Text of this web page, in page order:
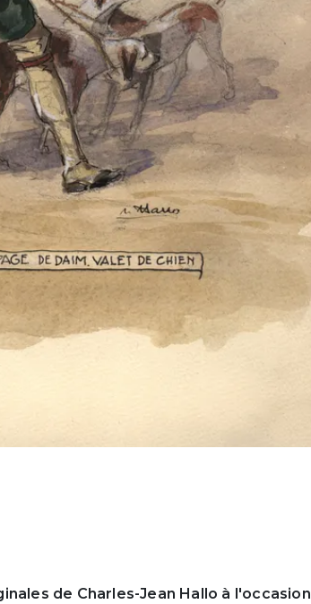
de Charles-Jean Hallo à l'occasion